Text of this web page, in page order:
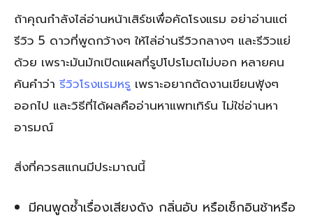
ถ้าคุณกำลังไล่อ่านหน้าเสิร์ชเพื่อคัดโรงแรม อย่าอ่านแต่
รีวิว 5 ดาวที่พูดกว้างๆ ให้ไล่อ่านรีวิวกลางๆ และรีวิวแย่
ด้วย เพราะมันมักเปิดแผลที่รูปโปรโมตไม่บอก หลายคน
ค้นคำว่า รีวิวโรงแรมหรู เพราะอยากตัดงานเขียนฟุ้งๆ
ออกไป และวิธีที่ได้ผลคืออ่านหาแพทเทิร์น ไม่ใช่อ่านหา
อารมณ์
สิ่งที่ควรสแกนมีประมาณนี้
มีคนพูดซ้ำเรื่องเสียงดัง กลิ่นอับ หรือเช็กอินช้าหรือ